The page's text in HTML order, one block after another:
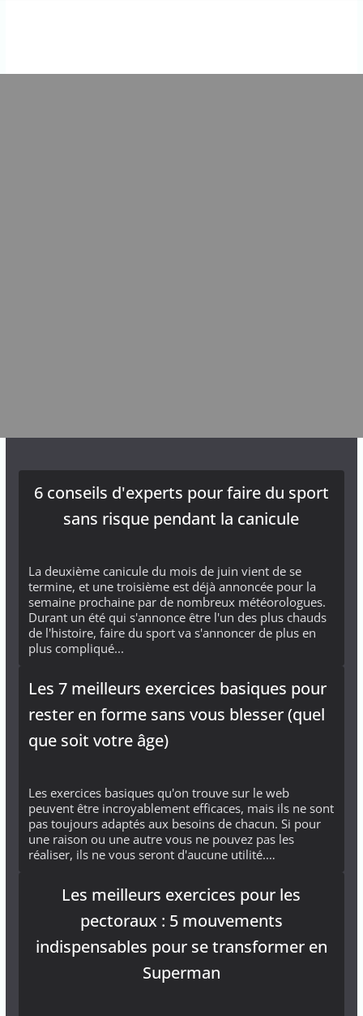
6 conseils d'experts pour faire du sport
sans risque pendant la canicule
La deuxième canicule du mois de juin vient de se
termine, et une troisième est déjà annoncée pour la
semaine prochaine par de nombreux météorologues.
Durant un été qui s'annonce être l'un des plus chauds
de l'histoire, faire du sport va s'annoncer de plus en
plus compliqué...
Les 7 meilleurs exercices basiques pour
rester en forme sans vous blesser (quel
que soit votre âge)
Les exercices basiques qu'on trouve sur le web
peuvent être incroyablement efficaces, mais ils ne sont
pas toujours adaptés aux besoins de chacun. Si pour
une raison ou une autre vous ne pouvez pas les
réaliser, ils ne vous seront d'aucune utilité.…
Les meilleurs exercices pour les
pectoraux : 5 mouvements
indispensables pour se transformer en
Superman